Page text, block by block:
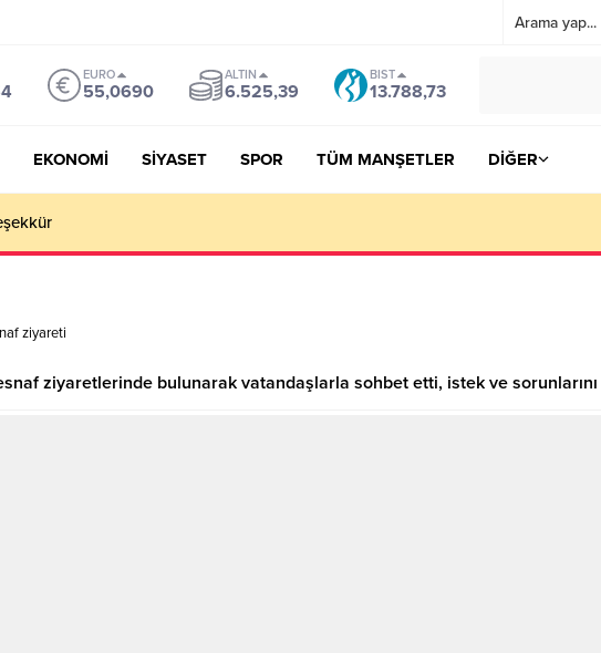
EURO
55,0690
ALTIN
6.525,39
BIST
13.788,73
EKONOMİ SİYASET SPOR TÜM MANŞETLER DİĞER
ziyareti
ziyaretlerinde bulunarak vatandaşlarla sohbet etti, istek ve